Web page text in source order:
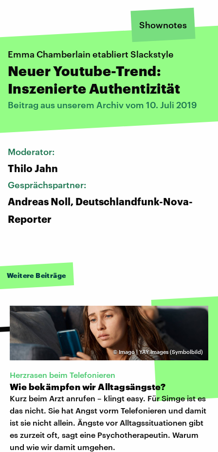
Shownotes
Emma Chamberlain etabliert Slackstyle
Neuer Youtube-Trend:
Inszenierte Authentizität
Beitrag aus unserem Archiv vom 10. Juli 2019
Moderator:
Thilo Jahn
Gesprächspartner:
Andreas Noll, Deutschlandfunk-Nova-
Reporter
Weitere Beiträge
©Imago | YAY Images (Symbolbild)
Herzrasen beim Telefonieren
Wie bekämpfen wir Alltagsängste?
Kurz beim Arzt anrufen – klingt easy. Für Simge ist es
das nicht. Sie hat Angst vorm Telefonieren und damit
ist sie nicht allein. Ängste vor Alltagssituationen gibt
es zurzeit oft, sagt eine Psychotherapeutin. Warum
und wie wir damit umgehen.